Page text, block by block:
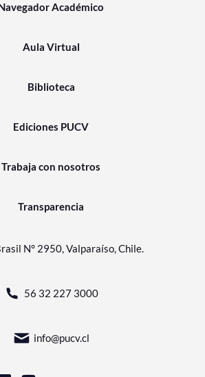
Académico
Aula Virtual
Biblioteca
Ediciones PUCV
Trabaja con nosotros
Transparencia
N° 2950, Valparaíso, Chile.
56 32 227 3000
info@pucv.cl